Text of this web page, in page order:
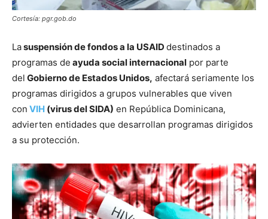
Cortesía: pgr.gob.do
Lasuspensión de fondos a la USAID destinados a
programas de ayuda social internacional por parte
del Gobierno de Estados Unidos, afectará seriamente los
programas dirigidos a grupos vulnerables que viven
con VIH (virus del SIDA) en República Dominicana,
advierten entidades que desarrollan programas dirigidos
a su protección.